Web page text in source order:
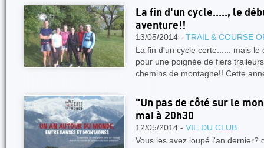
La fin d'un cycle....., le
aventure!!
13/05/2014 - TRAIL & COURSE
La fin d'un cycle certe...... mais
pour une poignée de fiers
chemins de montagne!! Cette
"Un pas de côté sur le
mai à 20h30
12/05/2014 - VIE DU CLUB
Vous les avez loupé l'an dernier?